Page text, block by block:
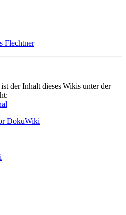
Flechtner
der Inhalt dieses Wikis unter der